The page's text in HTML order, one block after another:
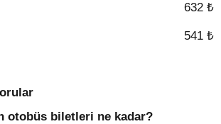
632 ₺
541 ₺
otobüs biletleri ne kadar?